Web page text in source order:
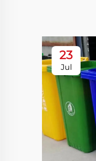
23
Jul